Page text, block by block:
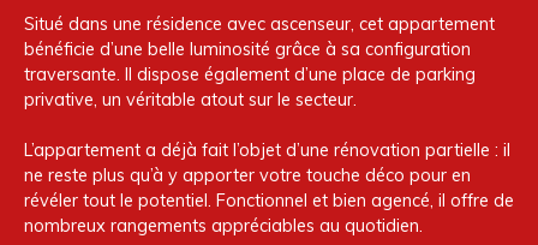
Situé dans une résidence avec ascenseur, cet appartement
bénéficie d’une belle luminosité grâce à sa configuration
traversante. Il dispose également d’une place de parking
privative, un véritable atout sur le secteur.
L’appartement a déjà fait l’objet d’une rénovation partielle : il
ne reste plus qu’à y apporter votre touche déco pour en
révéler tout le potentiel. Fonctionnel et bien agencé, il offre de
nombreux rangements appréciables au quotidien.